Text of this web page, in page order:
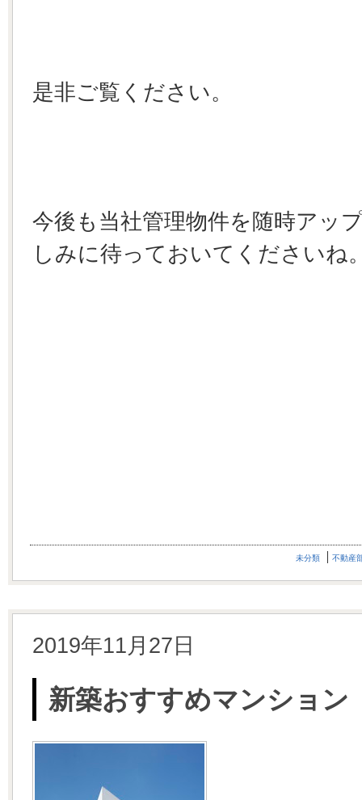
是非ご覧ください。
今後も当社管理物件を随時アッ
しみに待っておいてくださいね
未分類 不動産
2019年11月27日
新築おすすめマンション